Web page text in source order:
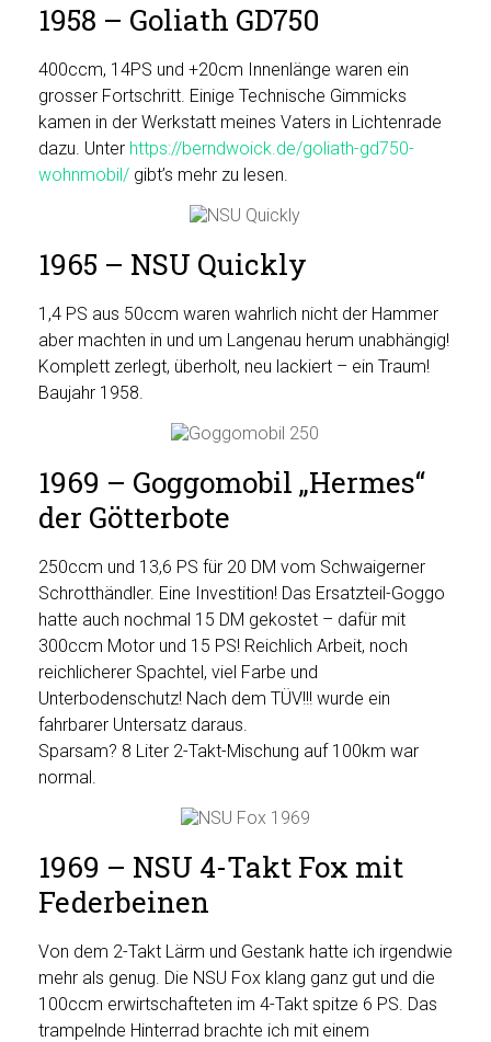
1958 – Goliath GD750
400ccm, 14PS und +20cm Innenlänge waren ein
grosser Fortschritt. Einige Technische Gimmicks
kamen in der Werkstatt meines Vaters in Lichtenrade
dazu. Unter https://berndwoick.de/goliath-gd750-
wohnmobil/gibt’s mehr zu lesen.
1965 – NSU Quickly
1,4 PS aus 50ccm waren wahrlich nicht der Hammer
aber machten in und um Langenau herum unabhängig!
Komplett zerlegt, überholt, neu lackiert – ein Traum!
Baujahr 1958.
1969 – Goggomobil „Hermes“
der Götterbote
250ccm und 13,6 PS für 20 DM vom Schwaigerner
Schrotthändler. Eine Investition! Das Ersatzteil-Goggo
hatte auch nochmal 15 DM gekostet – dafür mit
300ccm Motor und 15 PS! Reichlich Arbeit, noch
reichlicherer Spachtel, viel Farbe und
Unterbodenschutz! Nach dem TÜV!!! wurde ein
fahrbarer Untersatz daraus.
Sparsam? 8 Liter 2-Takt-Mischung auf 100km war
normal.
1969 – NSU 4-Takt Fox mit
Federbeinen
Von dem 2-Takt Lärm und Gestank hatte ich irgendwie
mehr als genug. Die NSU Fox klang ganz gut und die
100ccm erwirtschafteten im 4-Takt spitze 6 PS. Das
trampelnde Hinterrad brachte ich mit einem